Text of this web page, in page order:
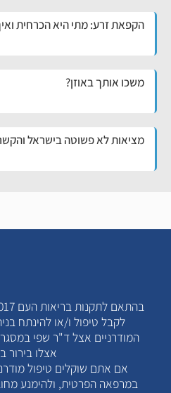
הקפאת זרע: מתי היא הכרחית
משכו אותך באוזן?
מציאות לא פשוטה בישראל
לקבל טיפול ו/או להינתח
המודרניים אצל ד"ר שפי
אצלו בירור
אם אתם שוקלים טיפול
במרפאה הפרטית, ולהימנע מחובת